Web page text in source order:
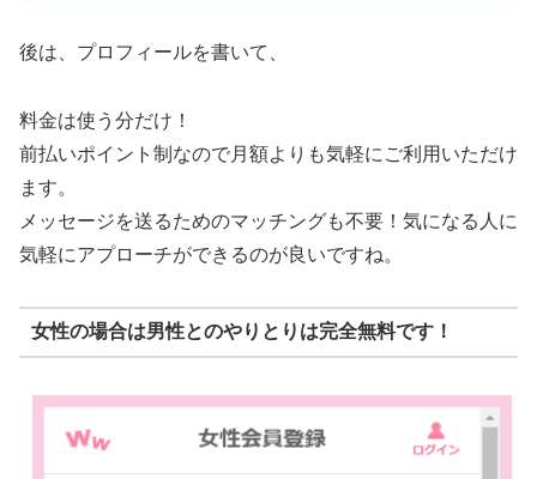
後は、プロフィールを書いて、
料金は使う分だけ！
前払いポイント制なので月額よりも気軽にご利用いただけ
ます。
メッセージを送るためのマッチングも不要！気になる人に
気軽にアプローチができるのが良いですね。
女性の場合は男性とのやりとりは完全無料です！